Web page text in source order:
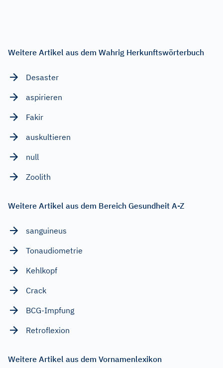
Weitere Artikel aus dem Wahrig Herkunftswörterbuch
Desaster
aspirieren
Fakir
auskultieren
null
Zoolith
Weitere Artikel aus dem Bereich Gesundheit A-Z
sanguineus
Tonaudiometrie
Kehlkopf
Crack
BCG-Impfung
Retroflexion
Weitere Artikel aus dem Vornamenlexikon